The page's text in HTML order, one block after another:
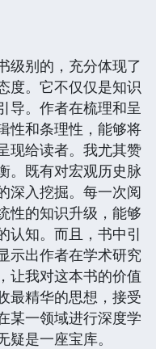
级别的，充分体现了
度。它不仅仅是知识
导。作者在梳理和呈
性和条理性，能够将
现给读者。我尤其赞
。既有对宏观历史脉
深入挖掘。每一次阅
性的知识升级，能够
认知。而且，书中引
示出作者在学术研究
让我对这本书的价值
最精华的思想，接受
某一领域进行深度学
是一座宝库。